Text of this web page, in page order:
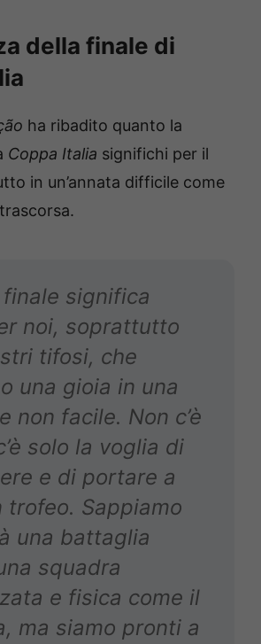
della finale di
ha ribadito quanto la
Coppa Italia significhi per il
in un’annata difficile come
significa
noi, soprattutto
tifosi, che
una gioia in una
non facile. Non c’è
solo la voglia di
e di portare a
trofeo. Sappiamo
una battaglia
squadra
e fisica come il
, ma siamo pronti a